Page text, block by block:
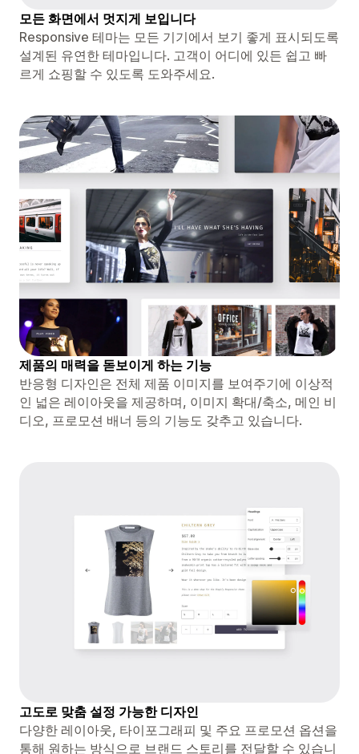
모든 화면에서 멋지게 보입니다
Responsive 테마는 모든 기기에서 보기 좋게 표시되도록
설계된 유연한 테마입니다. 고객이 어디에 있든 쉽고 빠
르게 쇼핑할 수 있도록 도와주세요.
제품의 매력을 돋보이게 하는 기능
반응형 디자인은 전체 제품 이미지를 보여주기에 이상적
인 넓은 레이아웃을 제공하며, 이미지 확대/축소, 메인 비
디오, 프로모션 배너 등의 기능도 갖추고 있습니다.
고도로 맞춤 설정 가능한 디자인
다양한 레이아웃, 타이포그래피 및 주요 프로모션 옵션을
통해 원하는 방식으로 브랜드 스토리를 전달할 수 있습니